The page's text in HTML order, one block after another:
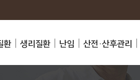
환 생리질환 난임 산전·산후관리